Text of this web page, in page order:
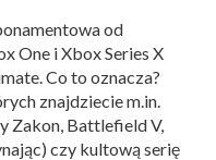
od
One i Xbox Series X
Co to oznacza?
znajdziecie m.in.
Zakon, Battlefield V,
czy kultową serię